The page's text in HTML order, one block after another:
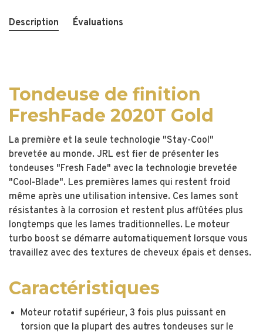
Description Évaluations
Tondeuse de finition
FreshFade 2020T Gold
La première et la seule technologie "Stay-Cool"
brevetée au monde. JRL est fier de présenter les
tondeuses "Fresh Fade" avec la technologie brevetée
"Cool-Blade". Les premières lames qui restent froid
même après une utilisation intensive. Ces lames sont
résistantes à la corrosion et restent plus affûtées plus
longtemps que les lames traditionnelles. Le moteur
turbo boost se démarre automatiquement lorsque vous
travaillez avec des textures de cheveux épais et denses.
Caractéristiques
Moteur rotatif supérieur, 3 fois plus puissant en
torsion que la plupart des autres tondeuses sur le